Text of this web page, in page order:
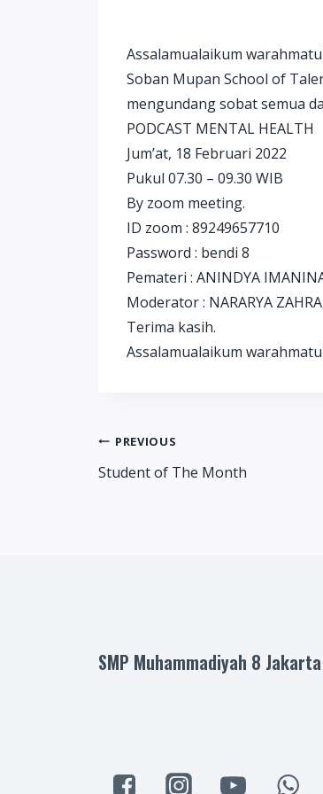
Assalamualaikum
Soban Mupan School of
mengundang sobat semua
PODCAST MENTAL HEALTH
Jum’at, 18 Februari 2022
Pukul 07.30 – 09.30 WIB
By zoom meeting.
ID zoom : 89249657710
Password : bendi 8
Pemateri : ANINDYA
Moderator : NARARYA
Terima kasih.
Assalamualaikum
Post
PREVIOUS
Student of The Month
SMP Muhammadiyah 8 Jakarta